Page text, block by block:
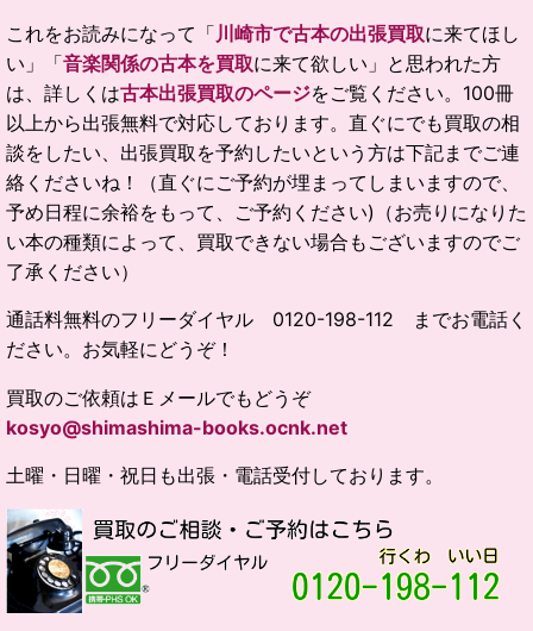
これをお読みになって「川崎市で古本の出張買取に来てほし
い」「音楽関係の古本を買取に来て欲しい」と思われた方
は、詳しくは古本出張買取のページをご覧ください。100冊
以上から出張無料で対応しております。直ぐにでも買取の相
談をしたい、出張買取を予約したいという方は下記までご連
絡くださいね！（直ぐにご予約が埋まってしまいますので、
予め日程に余裕をもって、ご予約ください)（お売りになりた
い本の種類によって、買取できない場合もございますのでご
了承ください）
通話料無料のフリーダイヤル 0120-198-112 までお電話く
ださい。お気軽にどうぞ！
買取のご依頼はＥメールでもどうぞ
kosyo@shimashima-books.ocnk.net
土曜・日曜・祝日も出張・電話受付しております。